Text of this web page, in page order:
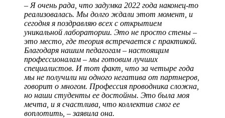
– Я очень рада, что задумка 2022 года наконец-то
реализовалась. Мы долго ждали этот момент, и
сегодня я поздравляю всех с открытием
уникальной лаборатории. Это не просто стены –
это место, где теория встречается с практикой.
Благодаря нашим педагогам – настоящим
профессионалам – мы готовим лучших
специалистов. И тот факт, что за четыре года
мы не получили ни одного негатива от партнеров,
говорит о многом. Профессия проводника сложна,
но наши студенты ее достойны. Это была моя
мечта, и я счастлива, что коллектив смог ее
воплотить, – заявила она.